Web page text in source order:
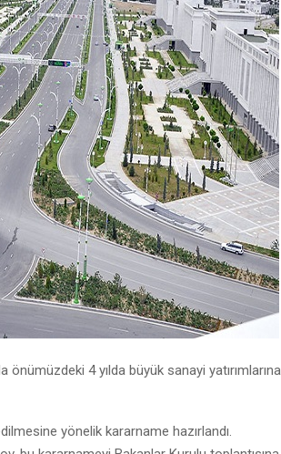
4 yılda büyük sanayi yatırımlarına
yönelik kararname hazırlandı.